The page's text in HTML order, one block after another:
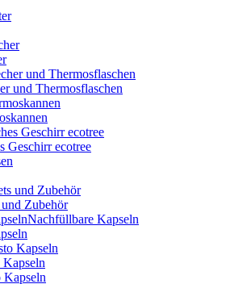
und Thermosflaschen
Geschirr ecotree
Zubehör
Nachfüllbare Kapseln